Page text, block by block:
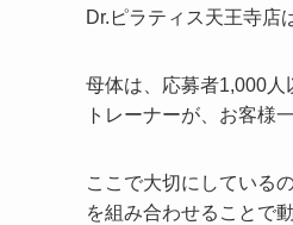
Dr.ピラティス天王寺店
母体は、応募者1,000
トレーナーが、お客様
ここで大切にしている
を組み合わせることで